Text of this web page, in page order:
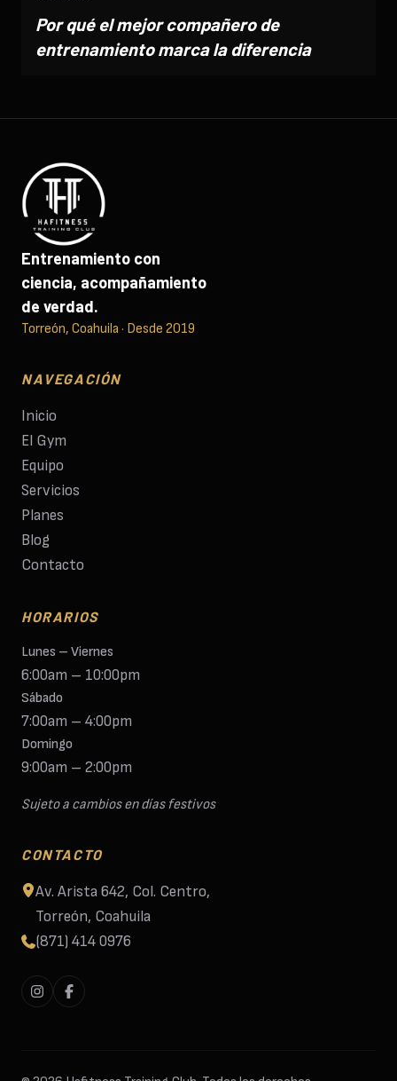
Por qué el mejor compañero de
entrenamiento marca la diferencia
Entrenamiento con
ciencia, acompañamiento
de verdad.
Torreón, Coahuila · Desde 2019
NAVEGACIÓN
Inicio
El Gym
Equipo
Servicios
Planes
Blog
Contacto
HORARIOS
Lunes – Viernes
6:00am – 10:00pm
Sábado
7:00am – 4:00pm
Domingo
9:00am – 2:00pm
Sujeto a cambios en días festivos
CONTACTO
Av. Arista 642, Col. Centro,
Torreón, Coahuila
(871) 414 0976